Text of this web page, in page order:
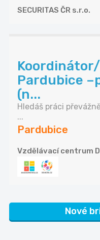
SECURITAS ČR s.r.o.
Pardubice
(n...
Hledáš práci
...
Pardubice
Vzdělávací centrum
Nové